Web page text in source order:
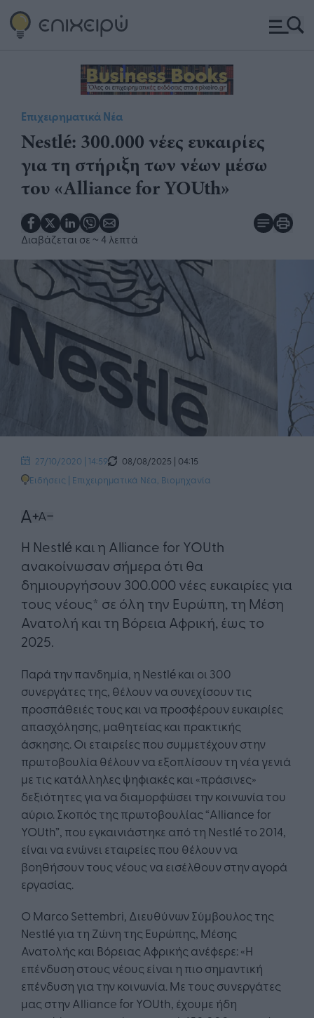
Επιχειρηματικά Νέα
Nestlé: 300.000 νέες ευκαιρίες
για τη στήριξη των νέων μέσω
του «Alliance for YOUth»
Διαβάζεται σε ~ 4 λεπτά
27/10/2020 | 14:59
08/08/2025 | 04:15
Ειδήσεις | Επιχειρηματικά Νέα Βιομηχανία
Η Nestlé και η Alliance for YOUth
ανακοίνωσαν σήμερα ότι θα
δημιουργήσουν 300.000 νέες ευκαιρίες για
τους νέους* σε όλη την Ευρώπη, τη Μέση
Ανατολή και τη Βόρεια Αφρική, έως το
2025.
Παρά την πανδημία, η Nestlé και οι 300
συνεργάτες της, θέλουν να συνεχίσουν τις
προσπάθειές τους και να προσφέρουν ευκαιρίες
απασχόλησης, μαθητείας και πρακτικής
άσκησης. Οι εταιρείες που συμμετέχουν στην
πρωτοβουλία θέλουν να εξοπλίσουν τη νέα γενιά
με τις κατάλληλες ψηφιακές και «πράσινες»
δεξιότητες για να διαμορφώσει την κοινωνία του
αύριο. Σκοπός της πρωτοβουλίας “Alliance for
YOUth”, που εγκαινιάστηκε από τη Nestlé το 2014,
είναι να ενώνει εταιρείες που θέλουν να
βοηθήσουν τους νέους να εισέλθουν στην αγορά
εργασίας.
Ο Marco Settembri, Διευθύνων Σύμβουλος της
Nestlé για τη Ζώνη της Ευρώπης, Μέσης
Ανατολής και Βόρειας Αφρικής ανέφερε: «Η
επένδυση στους νέους είναι η πιο σημαντική
επένδυση για την κοινωνία. Με τους συνεργάτες
μας στην Alliance for YOUth, έχουμε ήδη